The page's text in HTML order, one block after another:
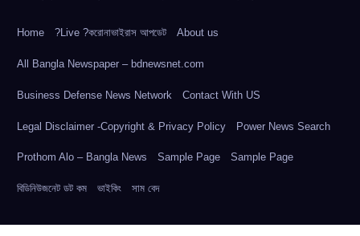
Home ?Live ?করোনাভাইরাস আপডেট About us
All Bangla Newspaper – bdnewsnet.com
Business Defense News Network Contact With US
Legal Disclaimer -Copyright & Privacy Policy Power News Search
Prothom Alo – Bangla News Sample Page Sample Page
বিডিনিউজনেট ডট কম ভাইকিং সাম বেদ